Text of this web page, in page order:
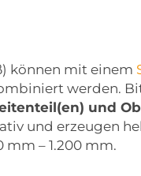
können mit einem
werden.
und
und erzeugen
– 1.200 mm.